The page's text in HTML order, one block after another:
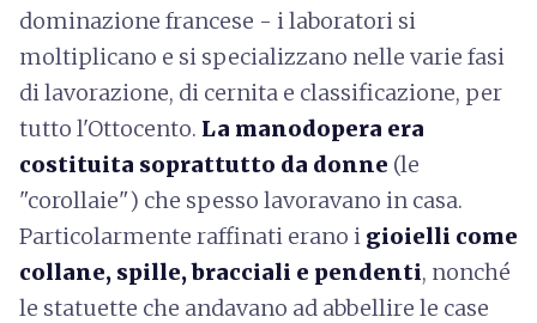
dominazione francese - i laboratori si
moltiplicano e si specializzano nelle varie fasi
di lavorazione, di cernita e classificazione, per
tutto l'Ottocento. La manodopera era
costituita soprattutto da donne (le
"corollaie") che spesso lavoravano in casa.
Particolarmente raffinati erano i gioielli come
collane, spille, bracciali e pendenti, nonché
le statuette che andavano ad abbellire le case